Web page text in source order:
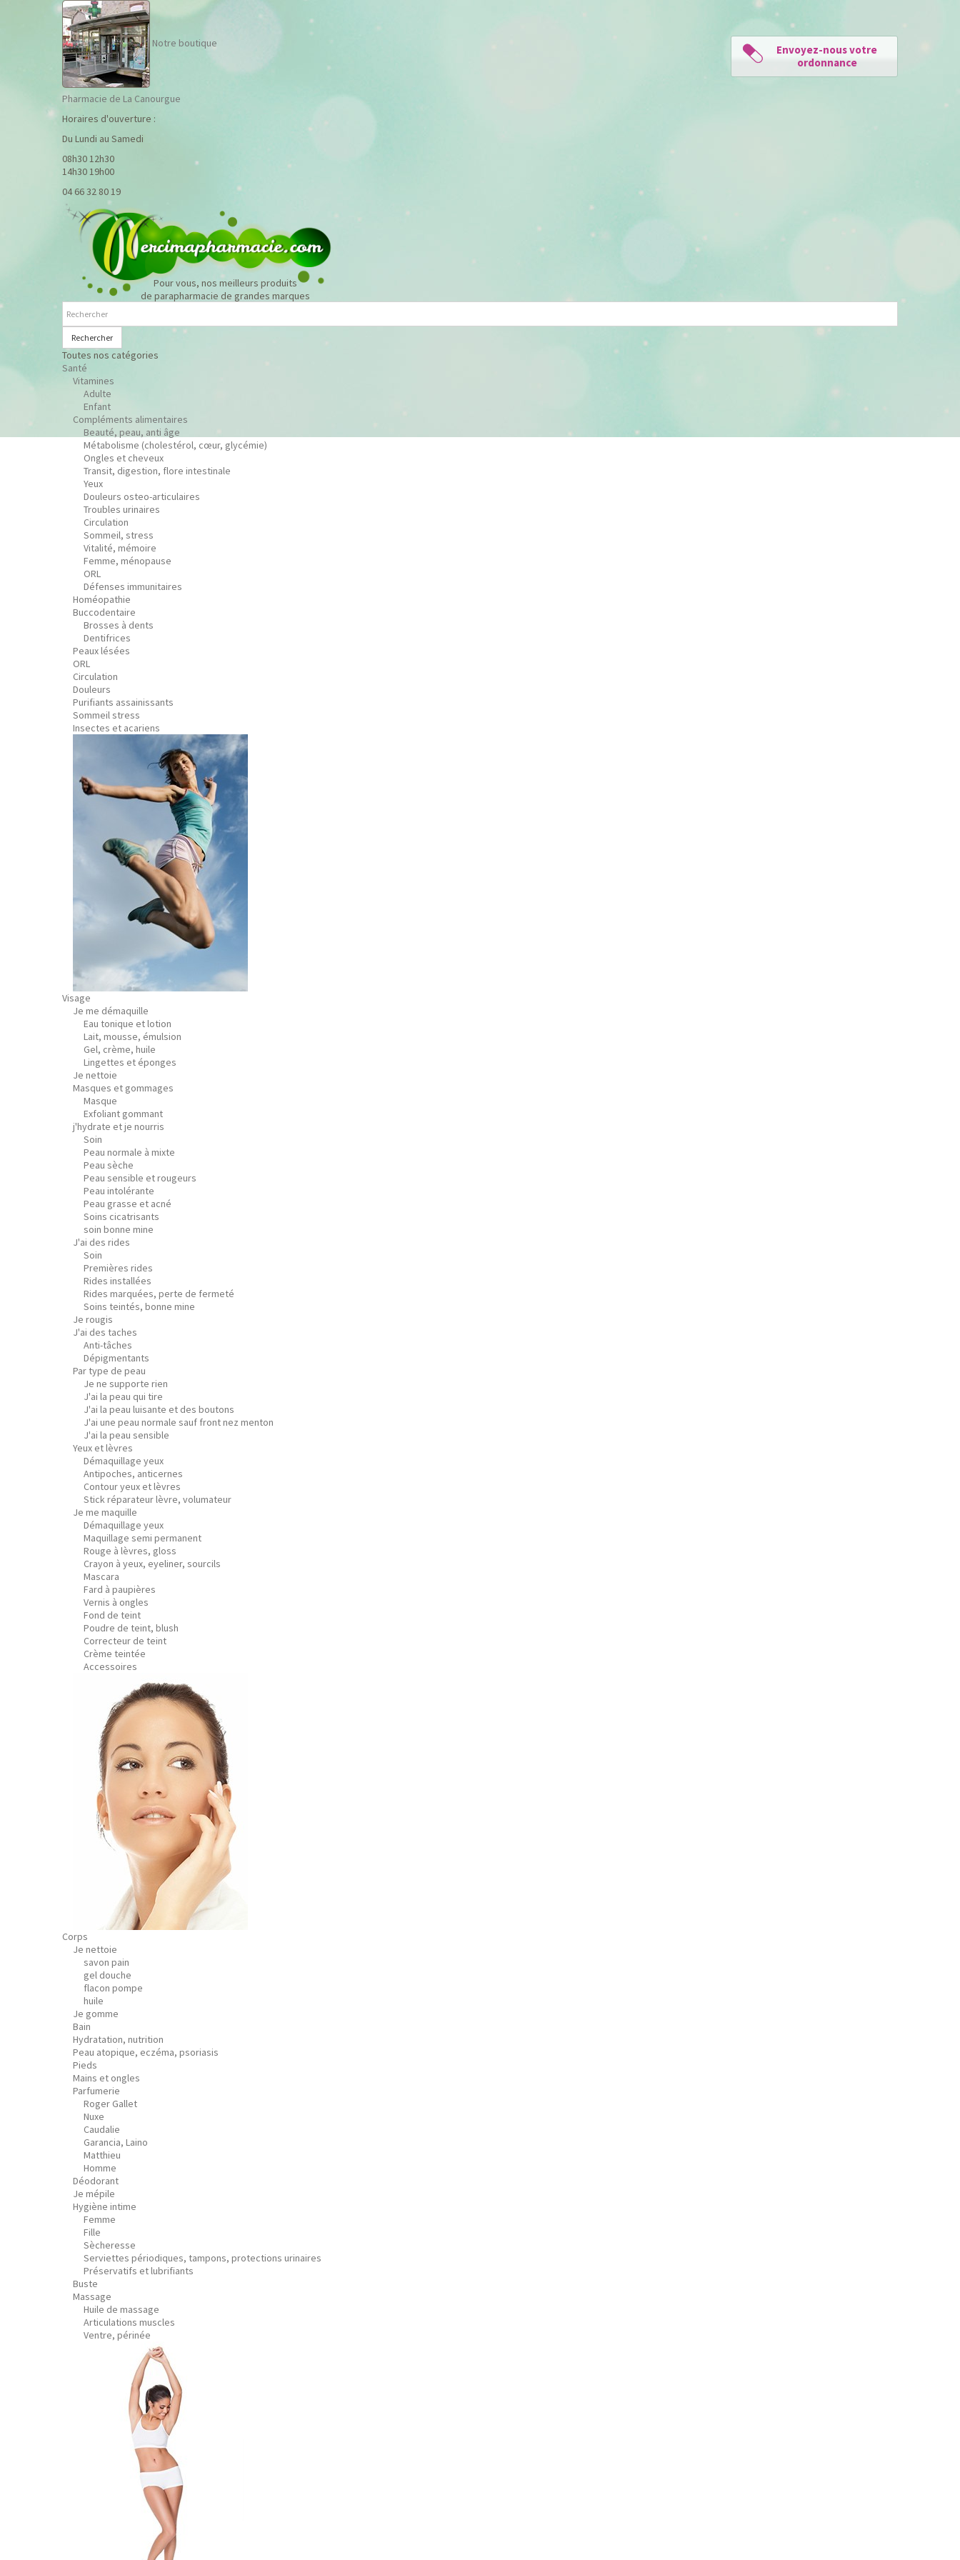
Notre boutique
Pharmacie de La Canourgue
Horaires d'ouverture :
Du Lundi au Samedi
08h30 12h30
14h30 19h00
04 66 32 80 19
Pour vous, nos meilleurs produits
de parapharmacie de grandes marques
Rechercher
Toutes nos catégories
Santé
Vitamines
Adulte
Enfant
Compléments alimentaires
Beauté, peau, anti âge
Métabolisme (cholestérol, cœur, glycémie)
Ongles et cheveux
Transit, digestion, flore intestinale
Yeux
Douleurs osteo-articulaires
Troubles urinaires
Circulation
Sommeil, stress
Vitalité, mémoire
Femme, ménopause
ORL
Défenses immunitaires
Homéopathie
Buccodentaire
Brosses à dents
Dentifrices
Peaux lésées
ORL
Circulation
Douleurs
Purifiants assainissants
Sommeil stress
Insectes et acariens
Visage
Je me démaquille
Eau tonique et lotion
Lait, mousse, émulsion
Gel, crème, huile
Lingettes et éponges
Je nettoie
Masques et gommages
Masque
Exfoliant gommant
j'hydrate et je nourris
Soin
Peau normale à mixte
Peau sèche
Peau sensible et rougeurs
Peau intolérante
Peau grasse et acné
Soins cicatrisants
soin bonne mine
J'ai des rides
Soin
Premières rides
Rides installées
Rides marquées, perte de fermeté
Soins teintés, bonne mine
Je rougis
J'ai des taches
Anti-tâches
Dépigmentants
Par type de peau
Je ne supporte rien
J'ai la peau qui tire
J'ai la peau luisante et des boutons
J'ai une peau normale sauf front nez menton
J'ai la peau sensible
Yeux et lèvres
Démaquillage yeux
Antipoches, anticernes
Contour yeux et lèvres
Stick réparateur lèvre, volumateur
Je me maquille
Démaquillage yeux
Maquillage semi permanent
Rouge à lèvres, gloss
Crayon à yeux, eyeliner, sourcils
Mascara
Fard à paupières
Vernis à ongles
Fond de teint
Poudre de teint, blush
Correcteur de teint
Crème teintée
Accessoires
Corps
Je nettoie
savon pain
gel douche
flacon pompe
huile
Je gomme
Bain
Hydratation, nutrition
Peau atopique, eczéma, psoriasis
Pieds
Mains et ongles
Parfumerie
Roger Gallet
Nuxe
Caudalie
Garancia, Laino
Matthieu
Homme
Déodorant
Je mépile
Hygiène intime
Femme
Fille
Sècheresse
Serviettes périodiques, tampons, protections urinaires
Préservatifs et lubrifiants
Buste
Massage
Huile de massage
Articulations muscles
Ventre, périnée
Envoyez-nous votre
ordonnance